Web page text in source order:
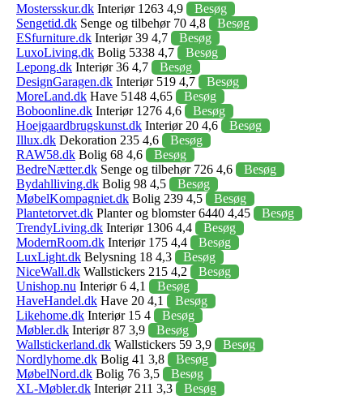
Mostersskur.dk Interiør 1263 4,9
Besøg
Sengetid.dk Senge og tilbehør 70 4,8
Besøg
ESfurniture.dk Interiør 39 4,7
Besøg
LuxoLiving.dk Bolig 5338 4,7
Besøg
Lepong.dk Interiør 36 4,7
Besøg
DesignGaragen.dk Interiør 519 4,7
Besøg
MoreLand.dk Have 5148 4,65
Besøg
Boboonline.dk Interiør 1276 4,6
Besøg
Hoejgaardbrugskunst.dk Interiør 20 4,6
Besøg
Illux.dk Dekoration 235 4,6
Besøg
RAW58.dk Bolig 68 4,6
Besøg
BedreNætter.dk Senge og tilbehør 726 4,6
Besøg
Bydahlliving.dk Bolig 98 4,5
Besøg
MøbelKompagniet.dk Bolig 239 4,5
Besøg
Plantetorvet.dk Planter og blomster 6440 4,45
Besøg
TrendyLiving.dk Interiør 1306 4,4
Besøg
ModernRoom.dk Interiør 175 4,4
Besøg
LuxLight.dk Belysning 18 4,3
Besøg
NiceWall.dk Wallstickers 215 4,2
Besøg
Unishop.nu Interiør 6 4,1
Besøg
HaveHandel.dk Have 20 4,1
Besøg
Likehome.dk Interiør 15 4
Besøg
Møbler.dk Interiør 87 3,9
Besøg
Wallstickerland.dk Wallstickers 59 3,9
Besøg
Nordlyhome.dk Bolig 41 3,8
Besøg
MøbelNord.dk Bolig 76 3,5
Besøg
XL-Møbler.dk Interiør 211 3,3
Besøg